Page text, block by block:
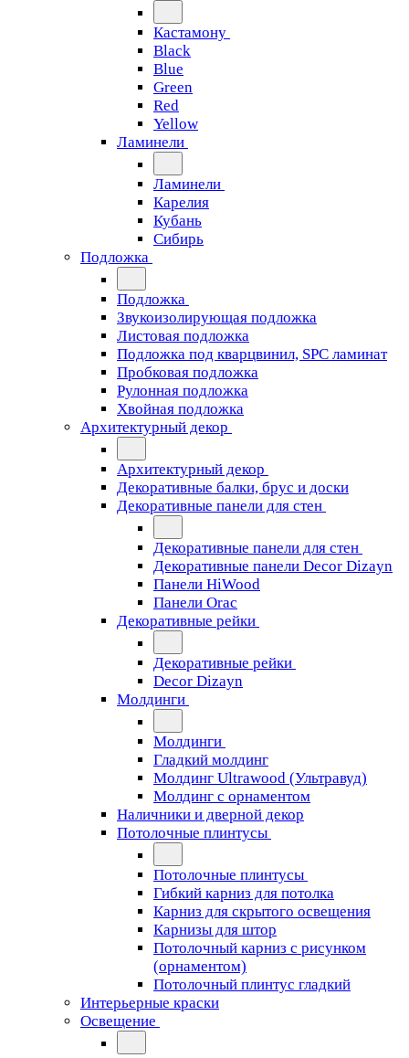
Кастамону
Black
Blue
Green
Red
Yellow
Ламинели
Ламинели
Карелия
Кубань
Сибирь
Подложка
Подложка
Звукоизолирующая подложка
Листовая подложка
Подложка под кварцвинил, SPC ламинат
Пробковая подложка
Рулонная подложка
Хвойная подложка
Архитектурный декор
Архитектурный декор
Декоративные балки, брус и доски
Декоративные панели для стен
Декоративные панели для стен
Декоративные панели Decor Dizayn
Панели HiWood
Панели Orac
Декоративные рейки
Декоративные рейки
Decor Dizayn
Молдинги
Молдинги
Гладкий молдинг
Молдинг Ultrawood (Ультравуд)
Молдинг с орнаментом
Наличники и дверной декор
Потолочные плинтусы
Потолочные плинтусы
Гибкий карниз для потолка
Карниз для скрытого освещения
Карнизы для штор
Потолочный карниз с рисунком
(орнаментом)
Потолочный плинтус гладкий
Интерьерные краски
Освещение